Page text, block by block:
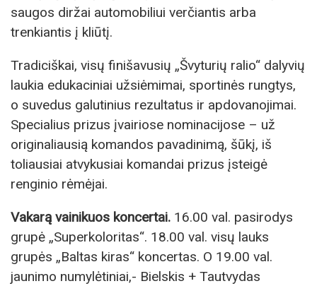
saugos diržai automobiliui verčiantis arba
trenkiantis į kliūtį.
Tradiciškai, visų finišavusių „Švyturių ralio“ dalyvių
laukia edukaciniai užsiėmimai, sportinės rungtys,
o suvedus galutinius rezultatus ir apdovanojimai.
Specialius prizus įvairiose nominacijose – už
originaliausią komandos pavadinimą, šūkį, iš
toliausiai atvykusiai komandai prizus įsteigė
renginio rėmėjai.
Vakarą vainikuos koncertai. 16.00 val. pasirodys
grupė „Superkoloritas“. 18.00 val. visų lauks
grupės „Baltas kiras“ koncertas. O 19.00 val.
jaunimo numylėtiniai,- Bielskis + Tautvydas